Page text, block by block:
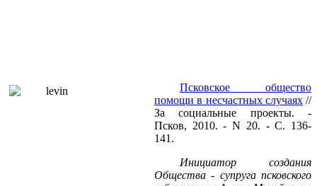
Псковское общество
помощи в несчастных случаях//
За социальные проекты. -
Псков, 2010. - N 20. - С. 136-
141.
Инициатор создания
Общества - супруга псковского